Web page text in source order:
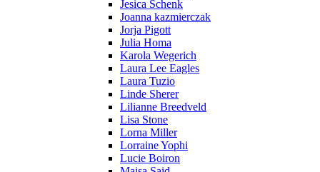
Jesica Schenk
Joanna kazmierczak
Jorja Pigott
Julia Homa
Karola Wegerich
Laura Lee Eagles
Laura Tuzio
Linde Sherer
Lilianne Breedveld
Lisa Stone
Lorna Miller
Lorraine Yophi
Lucie Boiron